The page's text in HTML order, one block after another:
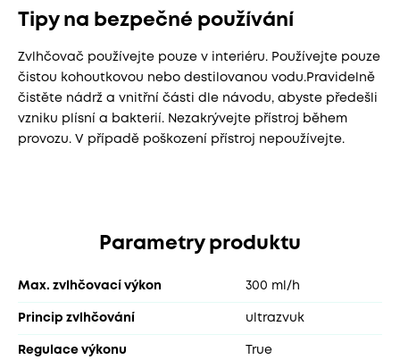
Tipy na bezpečné používání
Zvlhčovač používejte pouze v interiéru. Používejte pouze
čistou kohoutkovou nebo destilovanou vodu.Pravidelně
čistěte nádrž a vnitřní části dle návodu, abyste předešli
vzniku plísní a bakterií. Nezakrývejte přístroj během
provozu. V případě poškození přístroj nepoužívejte.
Parametry produktu
Max. zvlhčovací výkon 300 ml/h
Princip zvlhčování ultrazvuk
Regulace výkonu True